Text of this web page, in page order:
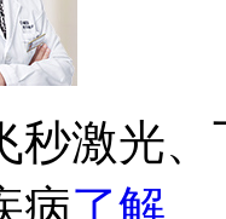
秒激光
病了解